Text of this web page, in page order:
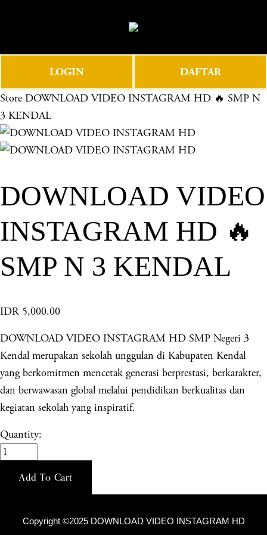
e
e
n
u
LOGIN DAFTAR
Store DOWNLOAD VIDEO INSTAGRAM HD 🔥 SMP N
3 KENDAL
DOWNLOAD VIDEO
INSTAGRAM HD 🔥
SMP N 3 KENDAL
IDR 5,000.00
DOWNLOAD VIDEO INSTAGRAM HD SMP Negeri 3
Kendal merupakan sekolah unggulan di Kabupaten Kendal
yang berkomitmen mencetak generasi berprestasi, berkarakter,
dan berwawasan global melalui pendidikan berkualitas dan
kegiatan sekolah yang inspiratif.
Quantity:
Add To Cart
Copyright ©2025 DOWNLOAD VIDEO INSTAGRAM HD